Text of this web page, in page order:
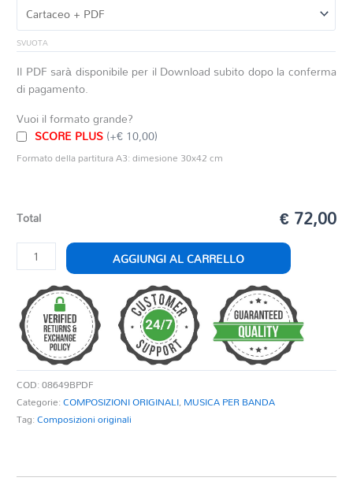
SVUOTA
Il PDF sarà disponibile per il Download subito dopo la conferma
di pagamento.
Vuoi il formato grande?
SCORE PLUS(+€ 10,00)
Formato della partitura A3: dimesione 30x42 cm
Total € 72,00
BOSTON
quantità
AGGIUNGI AL CARRELLO
COD:08649BPDF
Categorie:COMPOSIZIONI ORIGINALI, MUSICA PER BANDA
Tag:Composizioni originali